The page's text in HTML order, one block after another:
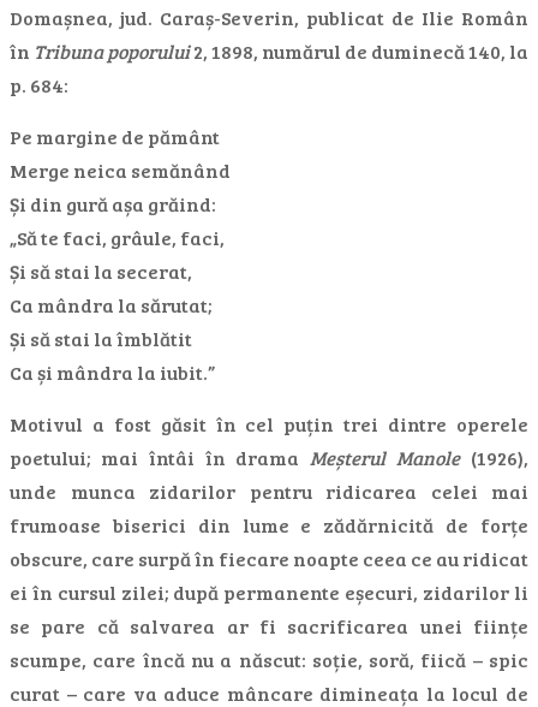
Domașnea, jud. Caraș-Severin, publicat de Ilie Român
în Tribuna poporului2, 1898, numărul de duminecă 140, la
p. 684:
Pe margine de pământ
Merge neica semănând
Și din gură așa grăind:
„Să te faci, grâule, faci,
Și să stai la secerat,
Ca mândra la sărutat;
Și să stai la îmblătit
Ca și mândra la iubit.”
Motivul a fost găsit în cel puțin trei dintre operele
poetului; mai întâi în drama Meșterul Manole(1926),
unde munca zidarilor pentru ridicarea celei mai
frumoase biserici din lume e zădărnicită de forțe
obscure, care surpă în fiecare noapte ceea ce au ridicat
ei în cursul zilei; după permanente eșecuri, zidarilor li
se pare că salvarea ar fi sacrificarea unei ființe
scumpe, care încă nu a născut: soție, soră, fiică – spic
curat – care va aduce mâncare dimineața la locul de